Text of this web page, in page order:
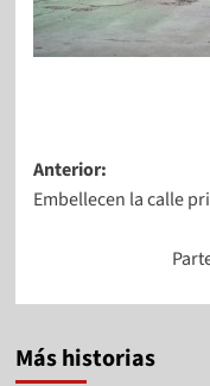
Anterior:
Embellecen la calle
Más historias